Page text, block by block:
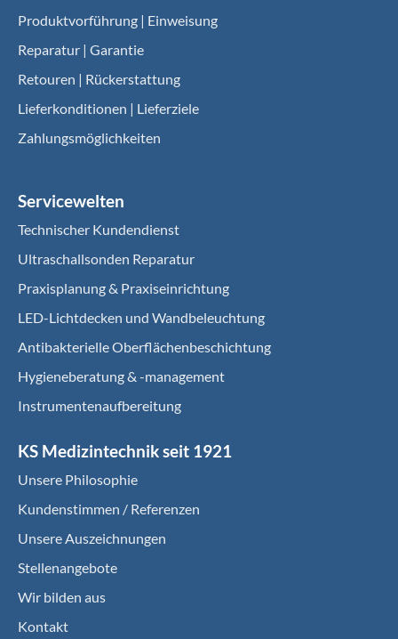
Produktvorführung | Einweisung
Reparatur | Garantie
Retouren | Rückerstattung
Lieferkonditionen | Lieferziele
Zahlungsmöglichkeiten
Servicewelten
Technischer Kundendienst
Ultraschallsonden Reparatur
Praxisplanung & Praxiseinrichtung
LED-Lichtdecken und Wandbeleuchtung
Antibakterielle Oberflächenbeschichtung
Hygieneberatung & -management
Instrumentenaufbereitung
KS Medizintechnik seit 1921
Unsere Philosophie
Kundenstimmen / Referenzen
Unsere Auszeichnungen
Stellenangebote
Wir bilden aus
Kontakt